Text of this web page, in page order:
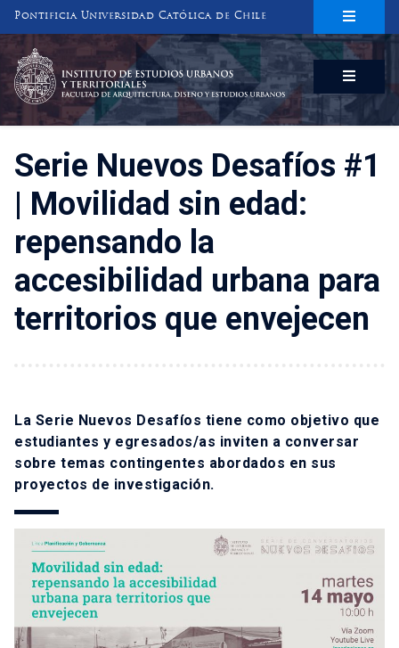
Pontificia Universidad Católica de Chile
INSTITUTO DE ESTUDIOS URBANOS
Y TERRITORIALES
FACULTAD DE ARQUITECTURA, DISEÑO Y ESTUDIOS URBANOS
Serie Nuevos Desafíos #1
| Movilidad sin edad:
repensando la
accesibilidad urbana para
territorios que envejecen
La Serie Nuevos Desafíos tiene como objetivo que
estudiantes y egresados/as inviten a conversar
sobre temas contingentes abordados en sus
proyectos de investigación.